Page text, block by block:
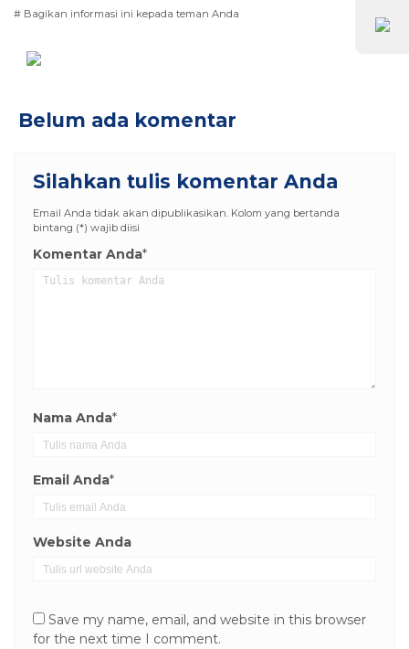
# Bagikan informasi ini kepada teman Anda
Belum ada komentar
Silahkan tulis komentar Anda
Email Anda tidak akan dipublikasikan. Kolom yang bertanda
bintang (*) wajib diisi
Komentar Anda*
Nama Anda*
Email Anda*
Website Anda
Save my name, email, and website in this browser
for the next time I comment.